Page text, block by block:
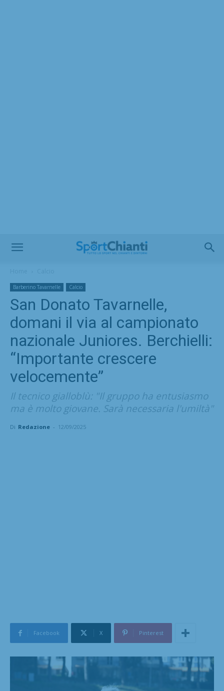
Barberino Tavarnelle Calcio
San Donato Tavarnelle,
domani il via al campionato
nazionale Juniores. Berchielli:
“Importante crescere
velocemente”
Il tecnico gialloblù: "Il gruppo ha entusiasmo
ma è molto giovane. Sarà necessaria l'umiltà"
Di Redazione - 12/09/2025
Facebook X Pinterest